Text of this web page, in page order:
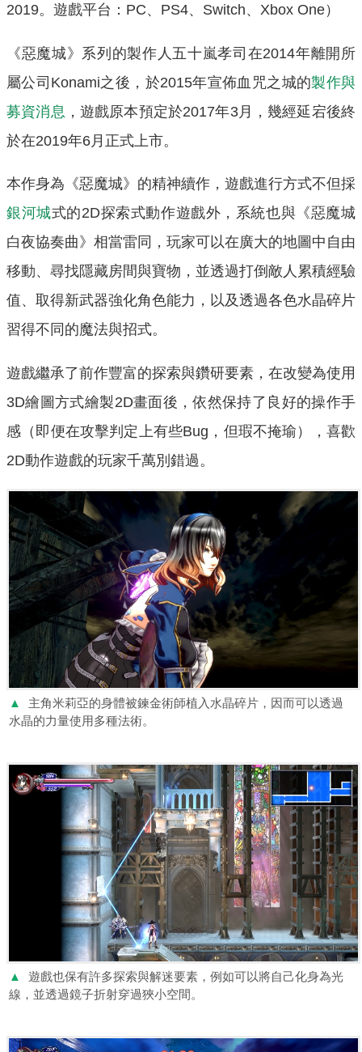
2019。遊戲平台：PC、PS4、Switch、Xbox One）
《惡魔城》系列的製作人五十嵐孝司在2014年離開所
屬公司Konami之後，於2015年宣佈血咒之城的製作與
募資消息 ，遊戲原本預定於2017年3月，幾經延宕後終
於在2019年6月正式上市。
本作身為《惡魔城》的精神續作，遊戲進行方式不但採
銀河城式的2D探索式動作遊戲外，系統也與《惡魔城
白夜協奏曲》相當雷同，玩家可以在廣大的地圖中自由
移動、尋找隱藏房間與寶物，並透過打倒敵人累積經驗
值、取得新武器強化角色能力，以及透過各色水晶碎片
習得不同的魔法與招式。
遊戲繼承了前作豐富的探索與鑽研要素，在改變為使用
3D繪圖方式繪製2D畫面後，依然保持了良好的操作手
感（即便在攻擊判定上有些Bug，但瑕不掩瑜），喜歡
2D動作遊戲的玩家千萬別錯過。
▲
主角米莉亞的身體被鍊金術師植入水晶碎片，因而可以透過
水晶的力量使用多種法術。
▲
遊戲也保有許多探索與解迷要素，例如可以將自己化身為光
線，並透過鏡子折射穿過狹小空間。